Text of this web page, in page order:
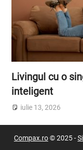
Livingul cu o
inteligent
iulie 13, 2026
Compax.ro© 2025 -